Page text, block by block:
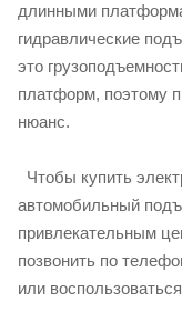
длинными
гидравлические
это
платформ, поэтому
нюанс.
Чтобы купить
автомобильный
привлекательным
позвонить по
или